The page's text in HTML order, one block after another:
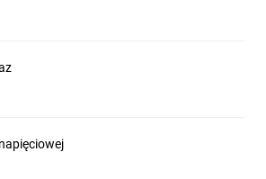
produktu